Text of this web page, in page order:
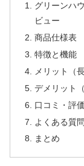
グリーンハ
ビュー
商品仕様表
特徴と機能
メリット（
デメリット
口コミ・評価
よくある質
まとめ